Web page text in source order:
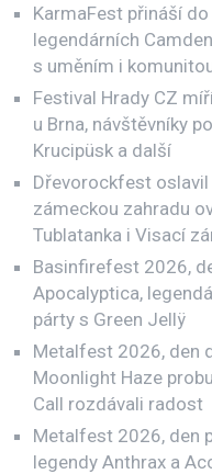
KarmaFest přináší
legendárních
s uměním i
Festival Hrady CZ
u Brna, návštěvníky
Krucipüsk a další
Dřevorockfest
zámeckou zahradu
Tublatanka i Visací
Basinfirefest 2026,
Apocalyptica,
párty s Green Jellÿ
Metalfest 2026, den
Moonlight Haze
Call rozdávali radost
Metalfest 2026, den
legendy Anthrax a